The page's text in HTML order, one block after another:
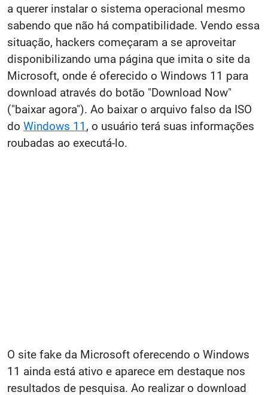
a querer instalar o sistema operacional mesmo
sabendo que não há compatibilidade. Vendo essa
situação, hackers começaram a se aproveitar
disponibilizando uma página que imita o site da
Microsoft, onde é oferecido o Windows 11 para
download através do botão "Download Now"
("baixar agora"). Ao baixar o arquivo falso da ISO
do Windows 11 , o usuário terá suas informações
roubadas ao executá-lo.
O site fake da Microsoft oferecendo o Windows
11 ainda está ativo e aparece em destaque nos
resultados de pesquisa. Ao realizar o download